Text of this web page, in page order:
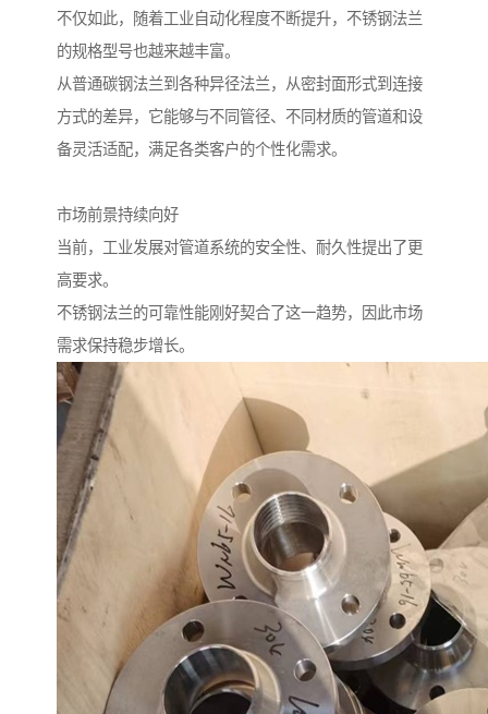
不仅如此，随着工业自动化程度不断提升，不锈钢法兰
的规格型号也越来越丰富。
从普通碳钢法兰到各种异径法兰，从密封面形式到连接
方式的差异，它能够与不同管径、不同材质的管道和设
备灵活适配，满足各类客户的个性化需求。
市场前景持续向好
当前，工业发展对管道系统的安全性、耐久性提出了更
高要求。
不锈钢法兰的可靠性能刚好契合了这一趋势，因此市场
需求保持稳步增长。